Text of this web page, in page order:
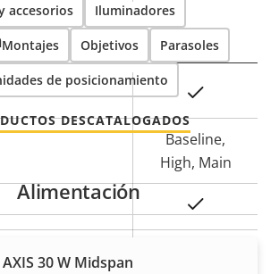
Valor de
la
propiedad
Baseline,
High, Main
accesorios Iluminadores
Montajes Objetivos Parasoles
de posicionamiento
DESCATALOGADOS
Alimentación
AXIS 30 W Midspan